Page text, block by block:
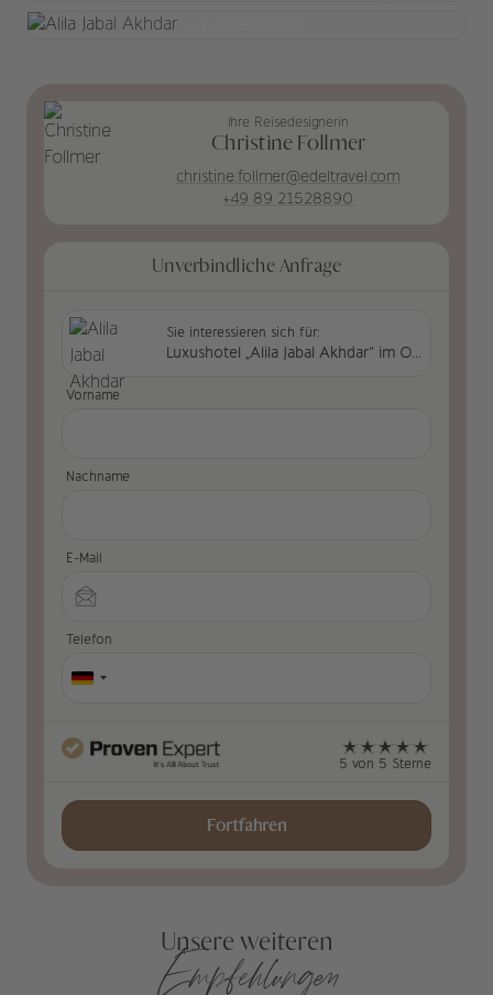
Ihre Reisedesignerin
Christine Follmer
christine.follmer@edeltravel.com
+49 89 21528890
Unverbindliche Anfrage
Sie interessieren sich für:
Vorname
Nachname
E-Mail
Telefon
5 von 5 Sterne
Fortfahren
Unsere weiteren
Empfehlungen